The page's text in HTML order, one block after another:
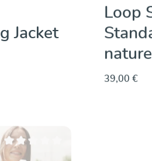
Jacket
Loop
nature
39,00 €
Note moyenne de 0 sur 5 étoiles